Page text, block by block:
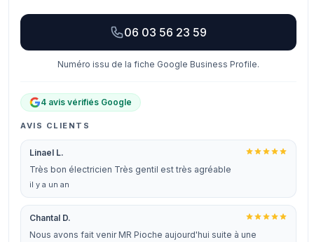
06 03 56 23 59
Numéro issu de la fiche Google Business Profile.
4 avis vérifiés Google
AVIS CLIENTS
Linael L.
Très bon électricien Très gentil est très agréable
il y a un an
Chantal D.
Nous avons fait venir MR Pioche aujourd'hui suite à une